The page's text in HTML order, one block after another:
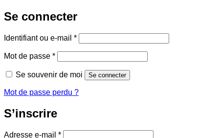
Se connecter
Identifiant ou e-mail *Obligatoire
Mot de passe *Obligatoire
Se souvenir de moi Se connecter
Mot de passe perdu ?
S’inscrire
Adresse e-mail *Obligatoire